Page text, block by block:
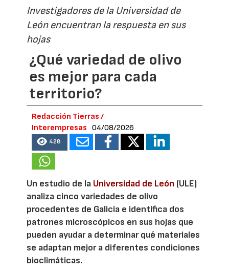
Investigadores de la Universidad de
León encuentran la respuesta en sus
hojas
¿Qué variedad de olivo
es mejor para cada
territorio?
Redacción Tierras /
Interempresas
04/08/2026
428
Un estudio de la Universidad de León (ULE)
analiza cinco variedades de olivo
procedentes de Galicia e identifica dos
patrones microscópicos en sus hojas que
pueden ayudar a determinar qué materiales
se adaptan mejor a diferentes condiciones
bioclimáticas.